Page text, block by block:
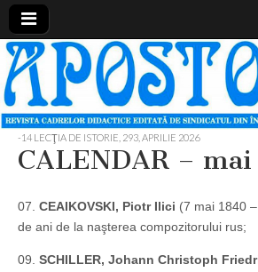
Apostolul
Revista
cadrelor
didactice
din
judetul
Neamt
-14 LECŢIA DE ISTORIE 293, APRILIE 2026
CALENDAR –
07. CEAIKOVSKI, Piotr Ilici (7 mai 1840
de ani de la naşterea compozitorului rus;
09. SCHILLER, Johann Christoph